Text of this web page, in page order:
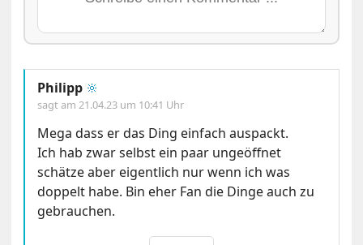
Philipp 🔆
sagt am21.04.23 um 10:41 Uhr
Mega dass er das Ding einfach auspackt.
Ich hab zwar selbst ein paar ungeöffnet
schätze aber eigentlich nur wenn ich was
doppelt habe. Bin eher Fan die Dinge auch zu
gebrauchen.